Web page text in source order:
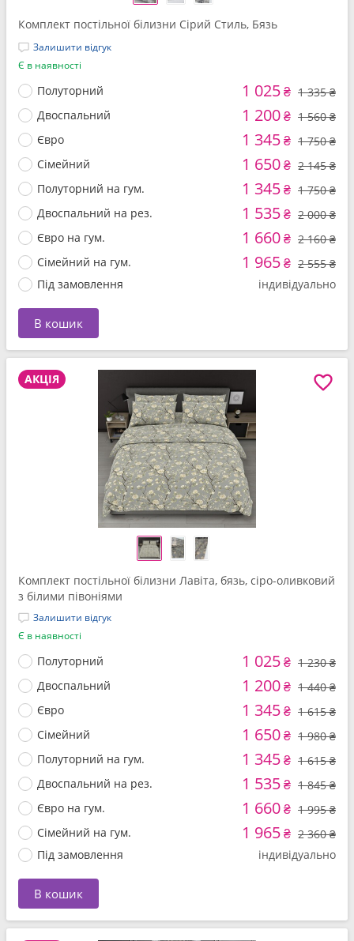
Комплект постільної білизни Сірий Стиль, Бязь
Залишити відгук
Є в наявності
Полуторний 1 025₴ 1 335 ₴
Двоспальний
1 200₴ 1 560 ₴
Євро
1 345₴ 1 750 ₴
Сімейний
1 650₴ 2 145 ₴
Полуторний на гум.
1 345₴ 1 750 ₴
Двоспальний на рез.
1 535₴ 2 000 ₴
Євро на гум.
1 660₴ 2 160 ₴
Сімейний на гум.
1 965₴ 2 555 ₴
Під замовлення
індивідуально
В кошик
АКЦІЯ
Комплект постільної білизни Лавіта, бязь, сіро-оливковий
з білими півоніями
Залишити відгук
Є в наявності
Полуторний 1 025₴ 1 230 ₴
Двоспальний
1 200₴ 1 440 ₴
Євро
1 345₴ 1 615 ₴
Сімейний
1 650₴ 1 980 ₴
Полуторний на гум.
1 345₴ 1 615 ₴
Двоспальний на рез.
1 535₴ 1 845 ₴
Євро на гум.
1 660₴ 1 995 ₴
Сімейний на гум.
1 965₴ 2 360 ₴
Під замовлення
індивідуально
В кошик